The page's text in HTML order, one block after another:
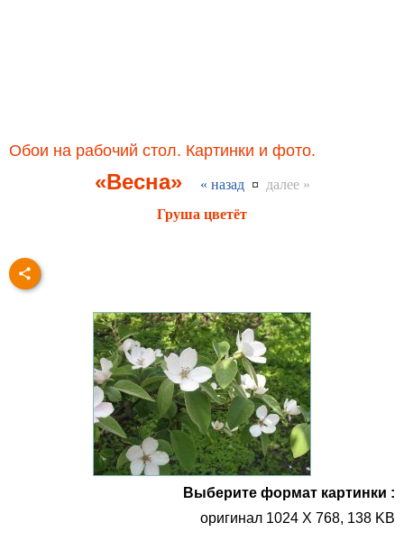
Обои на рабочий стол. Картинки и фото.
«Весна» « назад¤ далее »
Груша цветёт
Выберите формат картинки :
оригинал 1024 X 768, 138 KB